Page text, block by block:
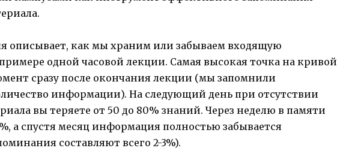
описывает, как мы храним или забываем входящую
одной часовой лекции. Самая высокая точка на кривой
сразу после окончания лекции (мы запомнили
информации). На следующий день при отсутствии
вы теряете от 50 до 80% знаний. Через неделю в памяти
а спустя месяц информация полностью забывается
составляют всего 2-3%).